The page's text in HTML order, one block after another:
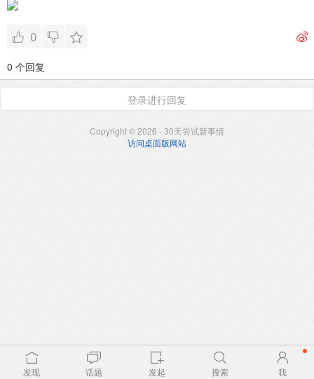
0
0 个回复
登录进行回复
Copyright © 2026 - 30天尝试新事情
访问桌面版网站
发现 话题 发起 搜索 我